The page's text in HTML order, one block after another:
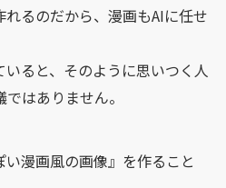
れるのだから、漫画もAIに任せ
ると、そのように思いつく人
はありません。
漫画風の画像』を作ること